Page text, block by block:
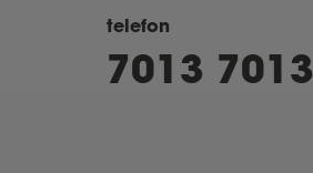
telefon
7013 7013